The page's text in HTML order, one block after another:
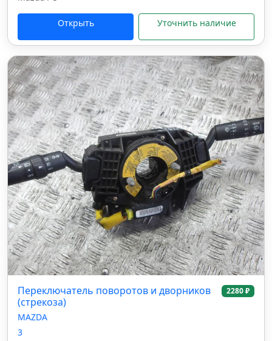
Открыть Уточнить наличие
Переключатель поворотов и дворников
(стрекоза)
2280 ₽
MAZDA
3